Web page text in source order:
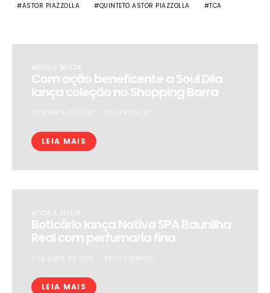
ASTOR PIAZZOLLA QUINTETO ASTOR PIAZZOLLA TCA
MODA & BELEZA
Com ação beneficente a Soul Dila
lança coleção no Shopping Barra
LEIA MAIS
MODA & BELEZA
Boticário lança Nativa SPA Baunilha
Real com perfumaria fina
LEIA MAIS